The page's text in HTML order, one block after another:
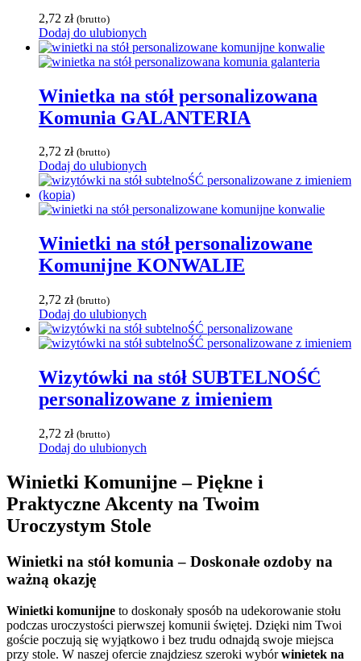
2,72 zł (brutto)
Dodaj do ulubionych
Winietka na stół personalizowana
Komunia GALANTERIA
2,72 zł (brutto)
Dodaj do ulubionych
Winietki na stół personalizowane
Komunijne KONWALIE
2,72 zł (brutto)
Dodaj do ulubionych
Wizytówki na stół SUBTELNOŚĆ
personalizowane z imieniem
2,72 zł (brutto)
Dodaj do ulubionych
Winietki Komunijne – Piękne i
Praktyczne Akcenty na Twoim
Uroczystym Stole
Winietki na stół komunia – Doskonałe ozdoby na
ważną okazję
Winietki komunijne to doskonały sposób na udekorowanie stołu
podczas uroczystości pierwszej komunii świętej. Dzięki nim Twoi
goście poczują się wyjątkowo i bez trudu odnajdą swoje miejsca
przy stole. W naszej ofercie znajdziesz szeroki wybórwinietek na